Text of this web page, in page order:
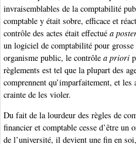
invraisemblables de la comptabilité
comptable y était sobre, efficace et
contrôle des actes était effectué a
un logiciel de comptabilité pour
organisme public, le contrôle a priori
règlements est tel que la plupart des
comprennent qu’imparfaitement, et
crainte de les violer.
Du fait de la lourdeur des règles de
financier et comptable cesse d’être un
de l’université, il devient une fin en